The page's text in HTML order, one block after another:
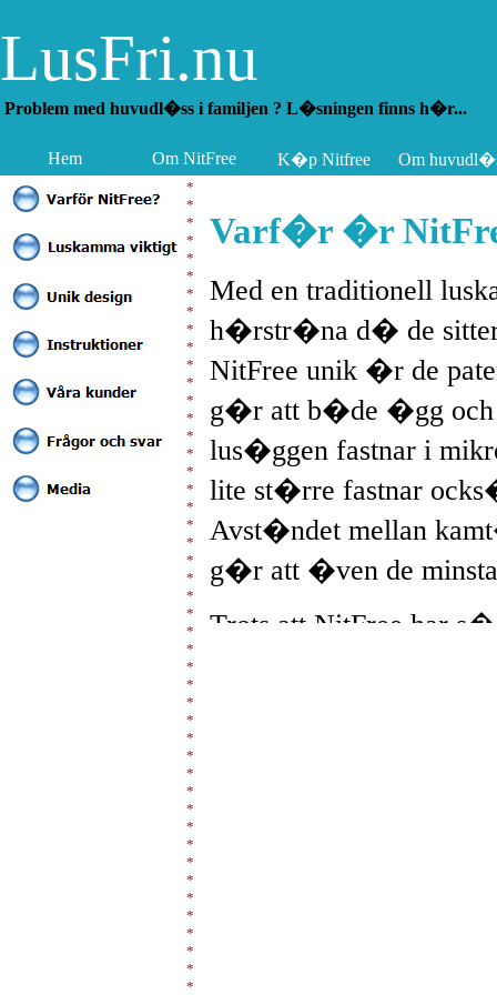
LusFri.nu
Problem med huvudl�ss i familjen ? L�sningen finns h�r...
Hem Om NitFree K�p Nitfree Om
*
*
*
*
*
*
*
*
*
*
*
*
*
*
*
*
*
*
*
*
*
*
*
*
*
*
*
*
*
*
*
*
*
*
*
*
*
*
*
*
*
*
*
*
*
*
Varf�r �r
Med en traditionell
h�rstr�na d� de sitter
NitFree unik �r de
g�r att b�de �gg och
lus�ggen fastnar i
lite st�rre fastnar
Avst�ndet mellan
g�r att �ven de
Trots att NitFree har